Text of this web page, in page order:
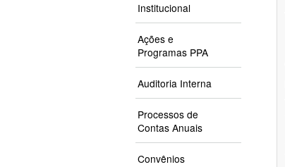
Institucional
Ações e
Programas PPA
Auditoria Interna
Processos de
Contas Anuais
Convênios